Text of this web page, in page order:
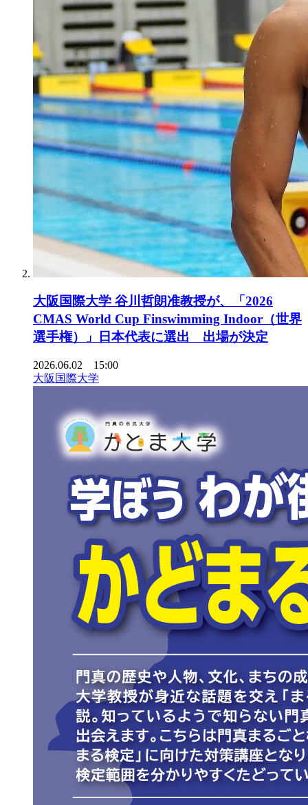
大阪国際大学 谷川哲朗准教授が、「2026
CMAS World Cup Finswimming Indoor（世界
選手権）」日本代表に選出 出場が決定
2026.06.02 15:00
大阪国際大学